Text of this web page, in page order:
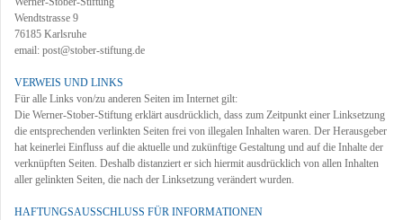
Wendtstrasse 9
76185 Karlsruhe
email: post@stober-stiftung.de
VERWEIS UND LINKS
Für alle Links von/zu anderen Seiten im Internet gilt:
Die Werner-Stober-Stiftung erklärt ausdrücklich, dass zum Zeitpunkt einer Linksetzung
die entsprechenden verlinkten Seiten frei von illegalen Inhalten waren. Der Herausgeber
hat keinerlei Einfluss auf die aktuelle und zukünftige Gestaltung und auf die Inhalte der
verknüpften Seiten. Deshalb distanziert er sich hiermit ausdrücklich von allen Inhalten
aller gelinkten Seiten, die nach der Linksetzung verändert wurden.
HAFTUNGSAUSSCHLUSS FÜR INFORMATIONEN